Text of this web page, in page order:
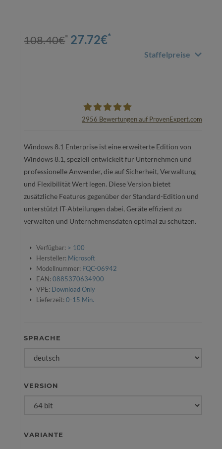
108.40€* 27.72€*
Staffelpreise
2956 Bewertungen auf ProvenExpert.com
Windows 8.1 Enterprise ist eine erweiterte Edition von
Windows 8.1, speziell entwickelt für Unternehmen und
professionelle Anwender, die auf Sicherheit, Verwaltung
und Flexibilität Wert legen. Diese Version bietet
zusätzliche Features gegenüber der Standard-Edition und
unterstützt IT-Abteilungen dabei, Geräte effizient zu
verwalten und Unternehmensdaten optimal zu schützen.
Verfügbar: > 100
Hersteller: Microsoft
Modellnummer: FQC-06942
EAN: 0885370634900
VPE: Download Only
Lieferzeit: 0-15 Min.
SPRACHE
VERSION
VARIANTE